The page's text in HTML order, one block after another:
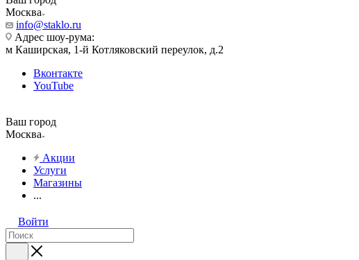
Москва
info@staklo.ru
Адрес шоу-рума:
м Каширская, 1-й Котляковский переулок, д.2
Вконтакте
YouTube
Ваш город
Москва
Акции
Услуги
Магазины
...
Войти